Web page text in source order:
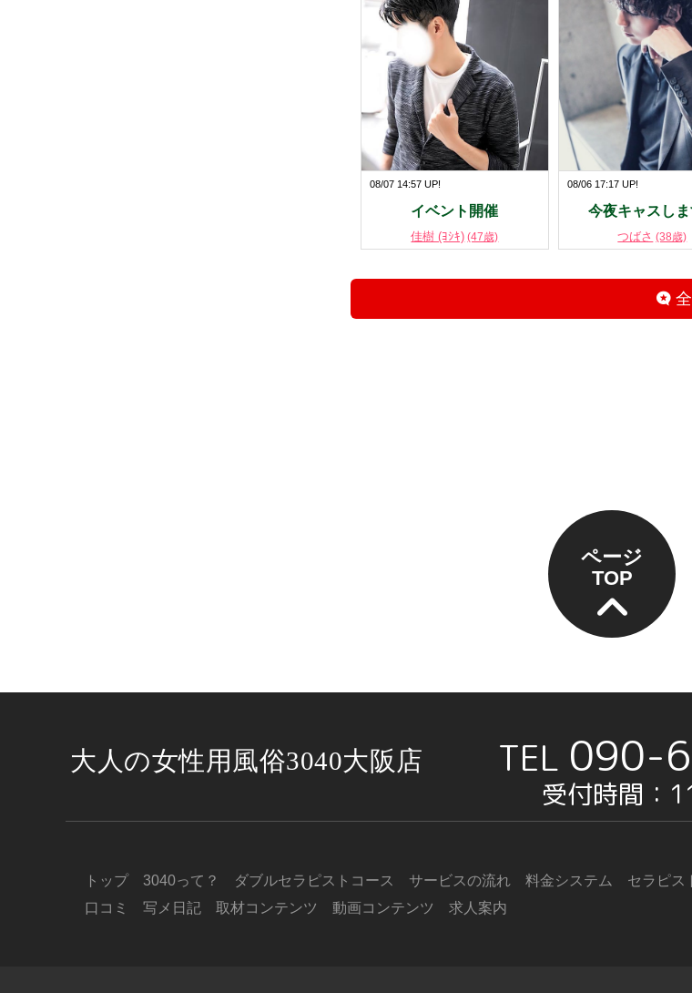
08/07 14:57 UP!
イベント開催
佳樹 (ﾖｼｷ) (47歳)
08/06 17:17 UP!
今夜キャスしま
つばさ (38歳)
ページ
TOP
大人の女性用風俗3040大阪店 090-
受付時間：
トップ 3040って？ ダブルセラピストコース サービスの流れ 料金システム セラピス
口コミ
写メ日記 取材コンテンツ 動画コンテンツ 求人案内